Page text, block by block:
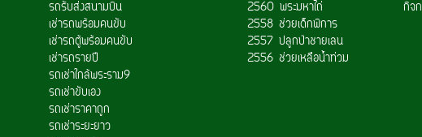
รถรับส่งสนามบิน
เช่ารถพร้อมคนขับ
เช่ารถตู้พร้อมคนขับ
เช่ารถรายปี
รถเช่าใกล้พระราม9
รถเช่าขับเอง
รถเช่าราคาถูก
รถเช่าระยะยาว
2560 พระมหาไถ่
2558 ช่วยเด็กพิการ
2557 ปลูกป่าชายเลน
2556 ช่วยเหลือน้ำท่วม
กิจ